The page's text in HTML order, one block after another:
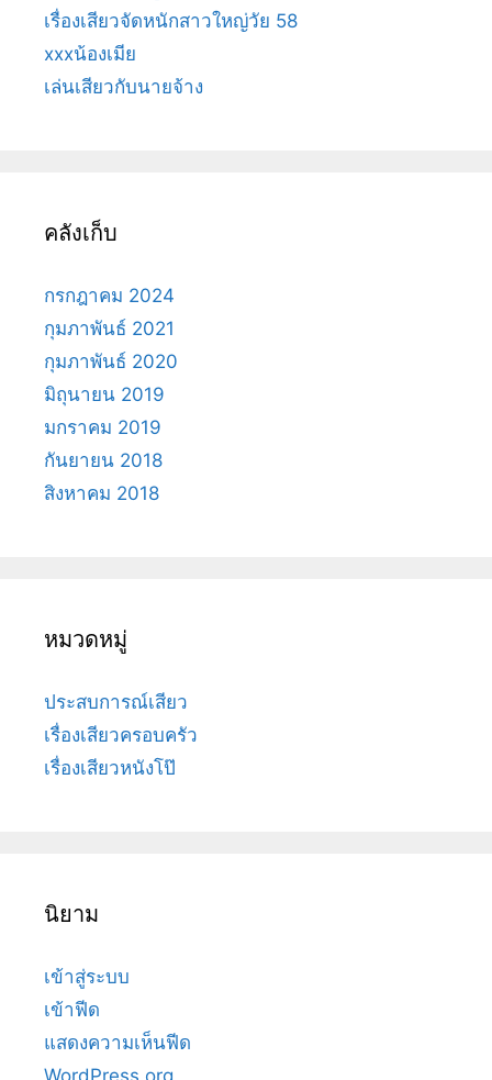
เรื่องเสียวจัดหนักสาวใหญ่วัย 58
xxxน้องเมีย
เล่นเสียวกับนายจ้าง
คลังเก็บ
กรกฎาคม 2024
กุมภาพันธ์ 2021
กุมภาพันธ์ 2020
มิถุนายน 2019
มกราคม 2019
กันยายน 2018
สิงหาคม 2018
หมวดหมู่
ประสบการณ์เสียว
เรื่องเสียวครอบครัว
เรื่องเสียวหนังโป๊
นิยาม
เข้าสู่ระบบ
เข้าฟีด
แสดงความเห็นฟีด
WordPress.org